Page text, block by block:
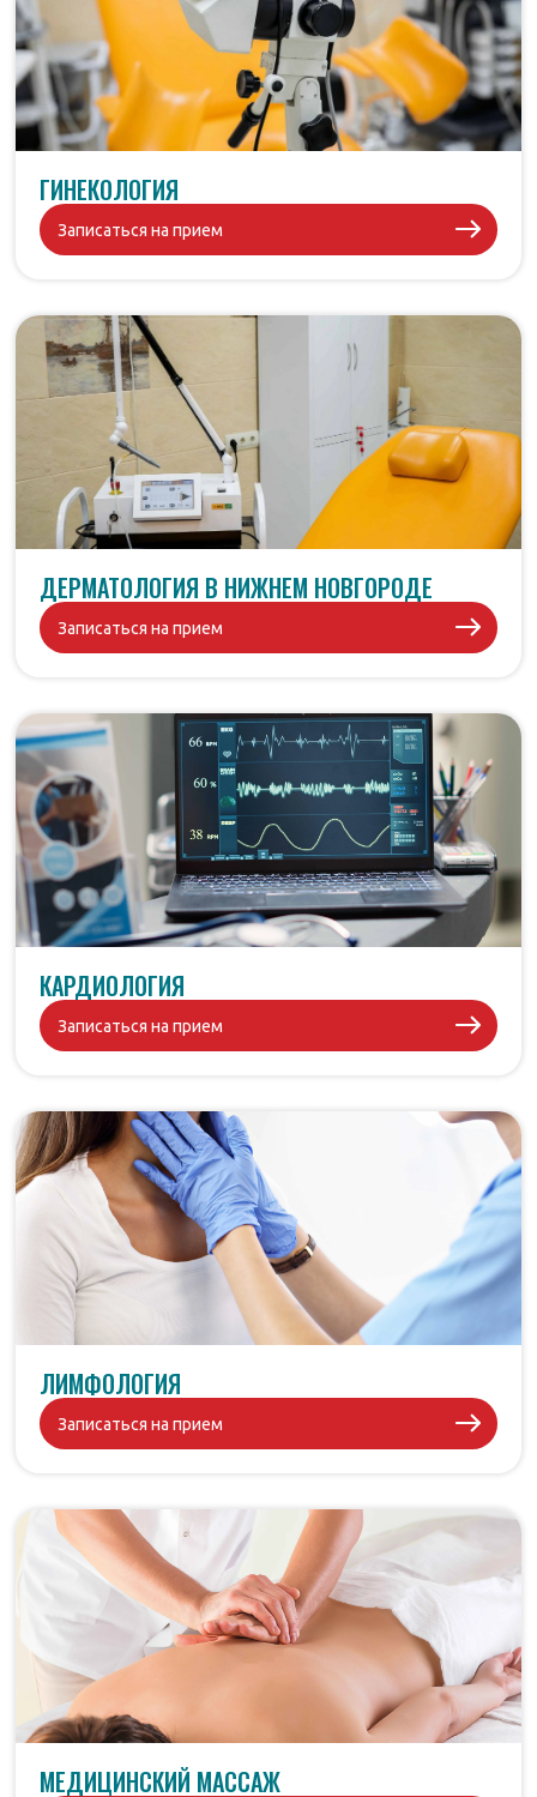
ГИНЕКОЛОГИЯ
Записаться на прием
ДЕРМАТОЛОГИЯ В НИЖНЕМ НОВГОРОДЕ
Записаться на прием
КАРДИОЛОГИЯ
Записаться на прием
ЛИМФОЛОГИЯ
Записаться на прием
МЕДИЦИНСКИЙ МАССАЖ